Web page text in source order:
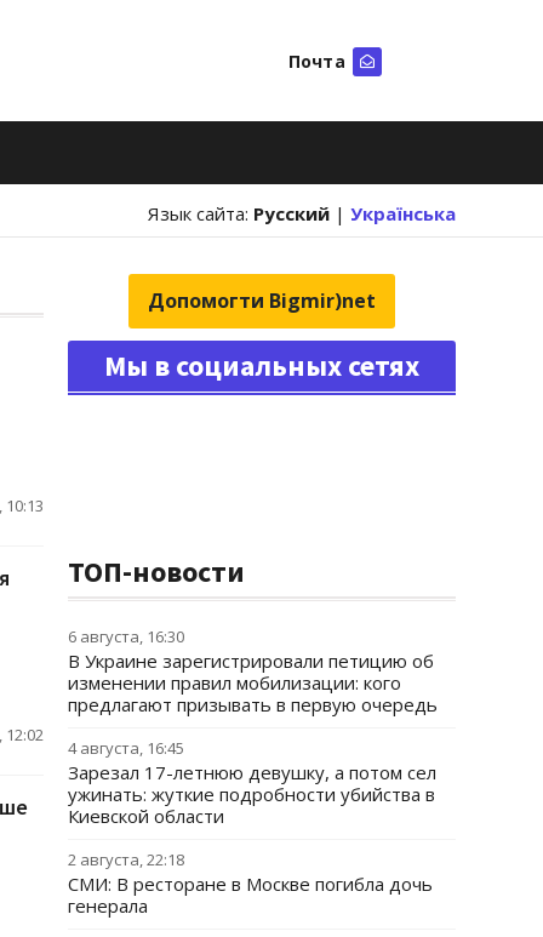
Почта
Язык сайта: Русский | Українська
12:02
Допомогти Bigmir)net
Мы в социальных сетях
ТОП-новости
6 августа, 16:30
В Украине зарегистрировали петицию об
изменении правил мобилизации: кого
предлагают призывать в первую очередь
4 августа, 16:45
Зарезал 17-летнюю девушку, а потом сел
ужинать: жуткие подробности убийства в
Киевской области
2 августа, 22:18
СМИ: В ресторане в Москве погибла дочь
генерала